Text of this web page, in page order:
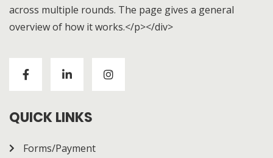
across multiple rounds. The page gives a general
overview of how it works.</p></div>
about a game combining risk and progression across
how it works.
QUICK LINKS
Forms/Payment